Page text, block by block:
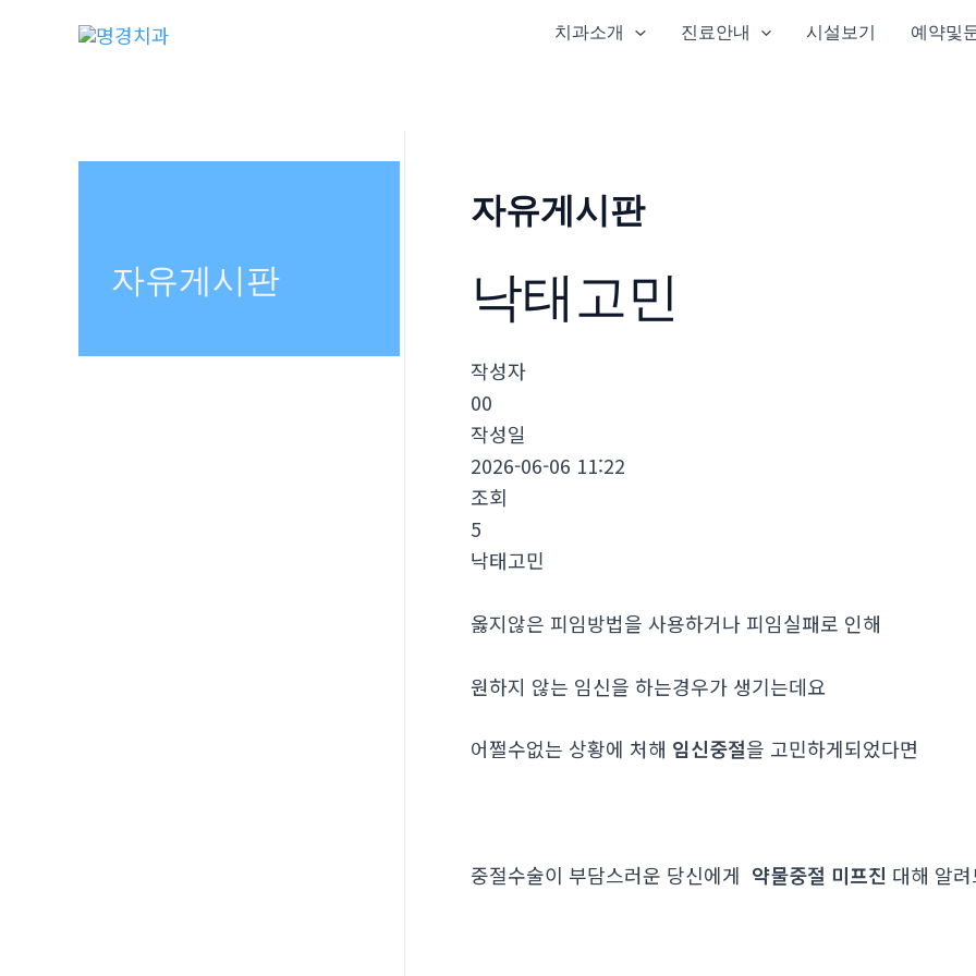
치과소개 진료안내 시설보기 예약및
자유게시판
자유게시판
낙­태고민
작성자
00
작성일
2026-06-06 11:22
조회
5
낙­태고민
옳지않은 피임방법을 사용하거나 피임실패로 인해
원하지 않는 임신을 하는경우가 생기는데요
어쩔수없는 상황에 처해 임신중절을 고민하게되었다면
중절수술이 부담스러운 당신에게 약물중절 미프진 대해 알